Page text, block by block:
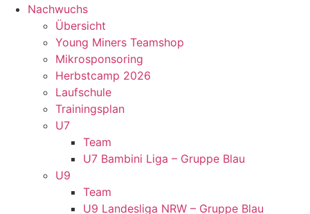
Nachwuchs
Übersicht
Young Miners Teamshop
Mikrosponsoring
Herbstcamp 2026
Laufschule
Trainingsplan
U7
Team
U7 Bambini Liga – Gruppe Blau
U9
Team
U9 Landesliga NRW – Gruppe Blau